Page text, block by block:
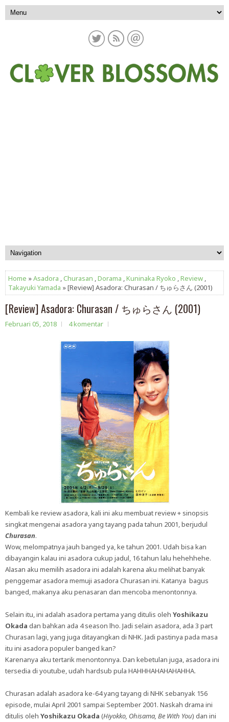
Home »Asadora ,Churasan ,Dorama ,Kuninaka Ryoko ,Review ,
Takayuki Yamada » [Review] Asadora: Churasan / ちゅらさん (2001)
[Review] Asadora: Churasan / ちゅらさん (2001)
Februari 05, 2018 4 komentar
Kembali ke review asadora, kali ini aku membuat review + sinopsis
singkat mengenai asadora yang tayang pada tahun 2001, berjudul
Churasan.
Wow, melompatnya jauh banged ya, ke tahun 2001. Udah bisa kan
dibayangin kalau ini asadora cukup jadul, 16 tahun lalu hehehhehe.
Alasan aku memilih asadora ini adalah karena aku melihat banyak
penggemar asadora memuji asadora Churasan ini. Katanya bagus
banged, makanya aku penasaran dan mencoba menontonnya.
Selain itu, ini adalah asadora pertama yang ditulis oleh Yoshikazu
Okada dan bahkan ada 4 season lho. Jadi selain asadora, ada 3 part
Churasan lagi, yang juga ditayangkan di NHK. Jadi pastinya pada masa
itu ini asadora populer banged kan?
Karenanya aku tertarik menontonnya. Dan kebetulan juga, asadora ini
tersedia di youtube, udah hardsub pula HAHHHAHAHAHAHHA.
Churasan adalah asadora ke-64 yang tayang di NHK sebanyak 156
episode, mulai April 2001 sampai September 2001. Naskah drama ini
ditulis oleh Yoshikazu Okada (Hiyokko, Ohisama, Be With You) dan ini